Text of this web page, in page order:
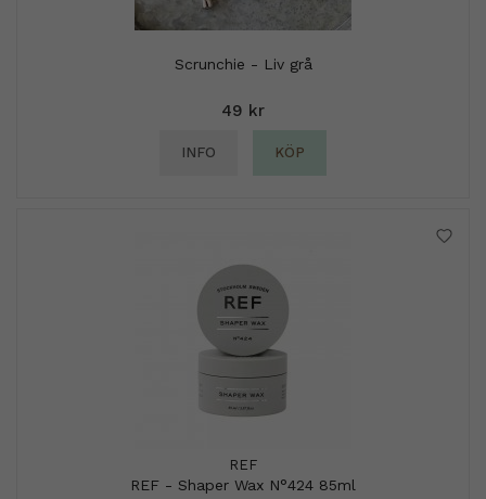
Scrunchie - Liv grå
49 kr
INFO KÖP
REF
REF - Shaper Wax N°424 85ml